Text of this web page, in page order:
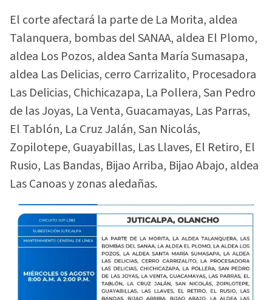
El corte afectará la parte de La Morita, aldea
Talanquera, bombas del SANAA, aldea El Plomo,
aldea Los Pozos, aldea Santa María Sumasapa,
aldea Las Delicias, cerro Carrizalito, Procesadora
Las Delicias, Chichicazapa, La Pollera, San Pedro
de las Joyas, La Venta, Guacamayas, Las Parras,
El Tablón, La Cruz Jalán, San Nicolás,
Zopilotepe, Guayabillas, Las Llaves, El Retiro, El
Rusio, Las Bandas, Bijao Arriba, Bijao Abajo, aldea
Las Canoas y zonas aledañas.